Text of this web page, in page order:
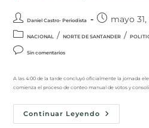
Daniel Castro- Periodista mayo
NACIONAL / NORTE DE SANTANDER /
Sin comentarios
A las 4:00 de la tarde concluyó oficialmente la jornada
comienza el proceso de conteo manual de votos y
Continuar Leyendo